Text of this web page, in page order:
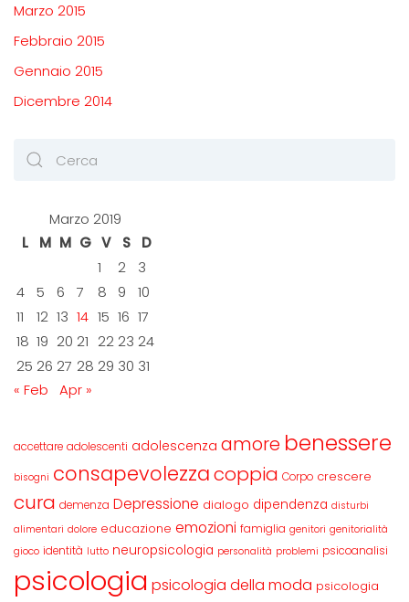
Marzo 2015
Febbraio 2015
Gennaio 2015
Dicembre 2014
Marzo 2019
L
M M G V S
D
1
2
3
4
5 6 7 8 9
10
11
12 13 14 15 16 17
18 19 20 21 22 23 24
25 26 27 28 29 30 31
« Feb
Apr »
accettare adolescenti adolescenza amore benessere
bisogni consapevolezzacoppia Corpo crescere
cura demenza Depressione dialogo dipendenza disturbi
alimentari dolore educazione emozioni famiglia genitori genitorialità
gioco identità lutto neuropsicologia personalità problemi psicoanalisi
psicologia psicologia della moda psicologia